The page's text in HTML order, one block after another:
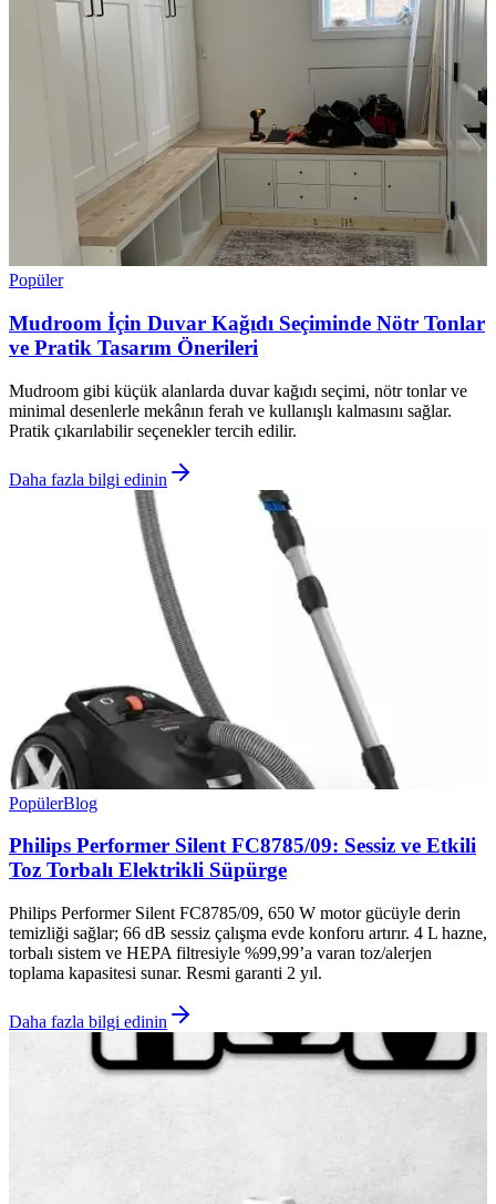
Popüler
Mudroom İçin Duvar Kağıdı Seçiminde Nötr Tonlar
ve Pratik Tasarım Önerileri
Mudroom gibi küçük alanlarda duvar kağıdı seçimi, nötr tonlar ve
minimal desenlerle mekânın ferah ve kullanışlı kalmasını sağlar.
Pratik çıkarılabilir seçenekler tercih edilir.
Daha fazla bilgi edinin
PopülerBlog
Philips Performer Silent FC8785/09: Sessiz ve Etkili
Toz Torbalı Elektrikli Süpürge
Philips Performer Silent FC8785/09, 650 W motor gücüyle derin
temizliği sağlar; 66 dB sessiz çalışma evde konforu artırır. 4 L hazne,
torbalı sistem ve HEPA filtresiyle %99,99’a varan toz/alerjen
toplama kapasitesi sunar. Resmi garanti 2 yıl.
Daha fazla bilgi edinin